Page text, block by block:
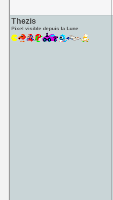
Thezis
Pixel visible depuis la Lune